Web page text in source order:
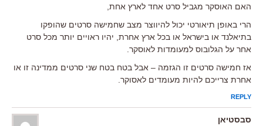
האם האוסקר מגביל סרט אחד לארץ אחת,
הרי באופן תיאורטי יכול להיווצר מצב שחמישה סרטים שהופקו
בתיאלנד או בישראל או בכל ארץ אחרת, יהיו ראויים יותר מכל סרט
אחר על הגלובוס למעומדות לאוסקר.
אז חמישה סרטים זו הגזמה – אבל בטח בטח שני סרטים ממדינה זו או
אחרת צרייכם להיות מעומדים לאסוקר.
REPLY
סבסטיאן